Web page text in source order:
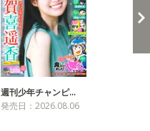
週刊少年チャンピ…
発売日：2026.08.06